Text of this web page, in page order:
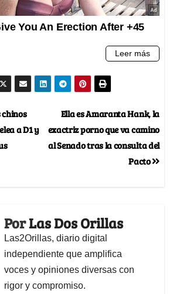
Ella es Amaranta Hank, la
exactriz porno que va camino
al Senado tras la consulta del
Pacto
a D1 y
PorLas Dos Orillas
Las2Orillas, diario digital
independiente que amplifica
voces y opiniones diversas con
rigor y compromiso.